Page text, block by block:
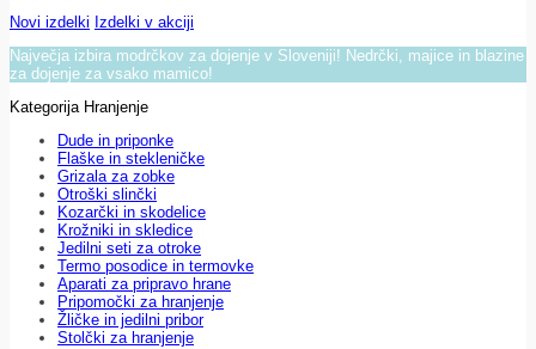
Novi izdelki Izdelki v akciji
Največja izbira modrčkov za dojenje v Sloveniji! Nedrčki, majice in blazine
za dojenje za vsako mamico!
Kategorija Hranjenje
Dude in priponke
Flaške in stekleničke
Grizala za zobke
Otroški slinčki
Kozarčki in skodelice
Krožniki in skledice
Jedilni seti za otroke
Termo posodice in termovke
Aparati za pripravo hrane
Pripomočki za hranjenje
Žličke in jedilni pribor
Stolčki za hranjenje